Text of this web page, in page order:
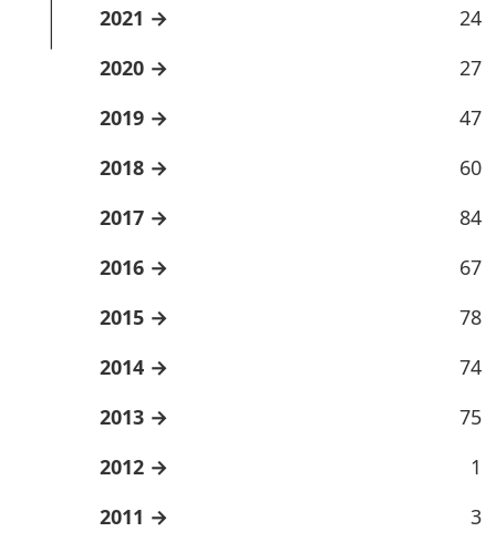
2021
24
2020
27
2019
47
2018
60
2017
84
2016
67
2015
78
2014
74
2013
75
2012
1
2011
3